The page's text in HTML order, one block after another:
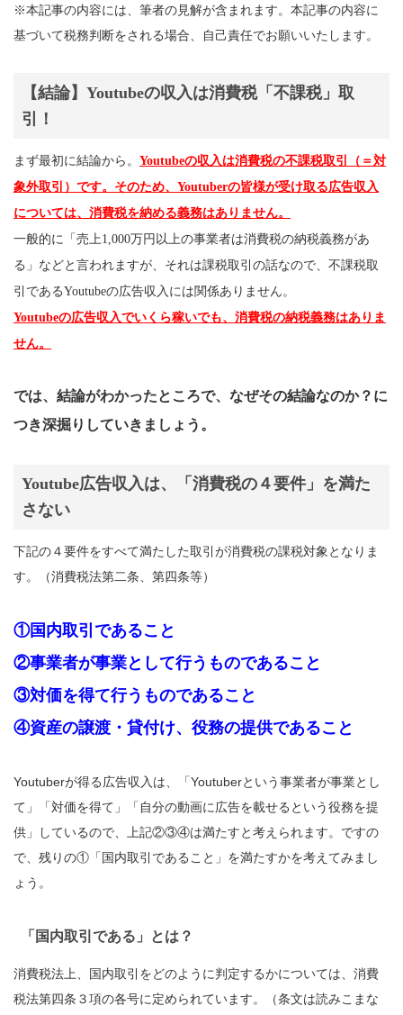
※本記事の内容には、筆者の見解が含まれます。本記事の内容に
基づいて税務判断をされる場合、自己責任でお願いいたします。
【結論】Youtubeの収入は消費税「不課税」取
引！
まず最初に結論から。 Youtubeの収入は消費税の不課税取引（＝対
象外取引）です。そのため、Youtuberの皆様が受け取る広告収入
については、消費税を納める義務はありません。
一般的に「売上1,000万円以上の事業者は消費税の納税義務があ
る」などと言われますが、それは課税取引の話なので、不課税取
引であるYoutubeの広告収入には関係ありません。
Youtubeの広告収入でいくら稼いでも、消費税の納税義務はありま
せん。
では、結論がわかったところで、なぜその結論なのか？に
つき深掘りしていきましょう。
Youtube広告収入は、「消費税の４要件」を満た
さない
下記の４要件をすべて満たした取引が消費税の課税対象となりま
す。（消費税法第二条、第四条等）
①国内取引であること
②事業者が事業として行うものであること
③対価を得て行うものであること
④資産の譲渡・貸付け、役務の提供であること
Youtuberが得る広告収入は、「Youtuberという事業者が事業とし
て」「対価を得て」「自分の動画に広告を載せるという役務を提
供」しているので、上記②③④は満たすと考えられます。ですの
で、残りの①「国内取引であること」を満たすかを考えてみまし
ょう。
「国内取引である」とは？
消費税法上、国内取引をどのように判定するかについては、消費
税法第四条３項の各号に定められています。（条文は読みこまな